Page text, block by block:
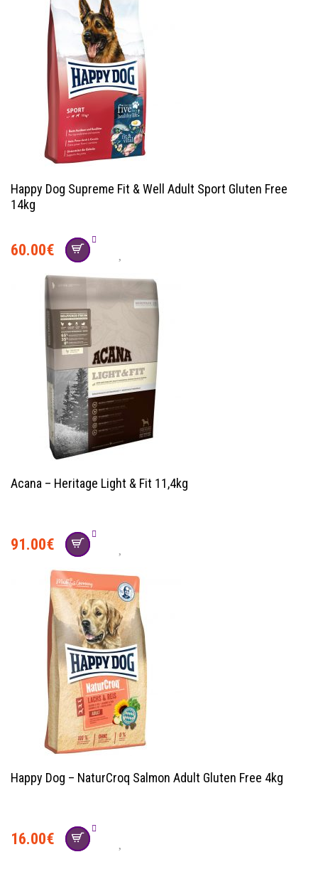
Happy Dog Supreme Fit & Well Adult Sport Gluten Free
14kg
60.00€
Acana – Heritage Light & Fit 11,4kg
91.00€
Happy Dog – NaturCroq Salmon Adult Gluten Free 4kg
16.00€